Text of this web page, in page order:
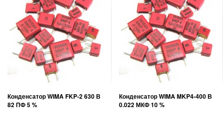
Конденсатор WIMA FKP-2 630 В
82 ПФ 5 %
Конденсатор WIMA MKP4-400 В
0.022 МКФ 10 %